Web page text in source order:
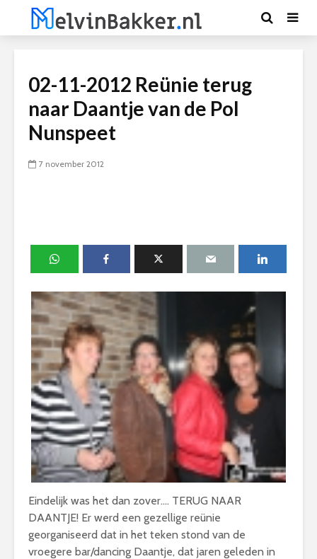
02-11-2012 Reünie terug
naar Daantje van de Pol
Nunspeet
7 november 2012
Eindelijk was het dan zover…. TERUG NAAR
DAANTJE! Er werd een gezellige reünie
georganiseerd dat in het teken stond van de
vroegere bar/dancing Daantje, dat jaren geleden in